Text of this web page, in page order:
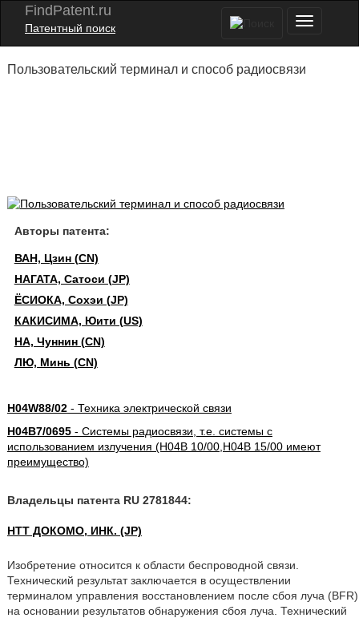
FindPatent.ru
Патентный поиск
Пользовательский терминал и способ радиосвязи
Авторы патента:
ВАН, Цзин (CN)
НАГАТА, Сатоси (JP)
ЁСИОКА, Сохэи (JP)
КАКИСИМА, Юити (US)
НА, Чуннин (CN)
ЛЮ, Минь (CN)
H04W88/02- Техника электрической связи
H04B7/0695- Системы радиосвязи, т.е. системы с
использованием излучения (H04B 10/00,H04B 15/00 имеют
преимущество)
Владельцы патента RU 2781844:
НТТ ДОКОМО, ИНК. (JP)
Изобретение относится к области беспроводной связи.
Технический результат заключается в осуществлении
терминалом управления восстановлением после сбоя луча (BFR)
на основании результатов обнаружения сбоя луча. Технический